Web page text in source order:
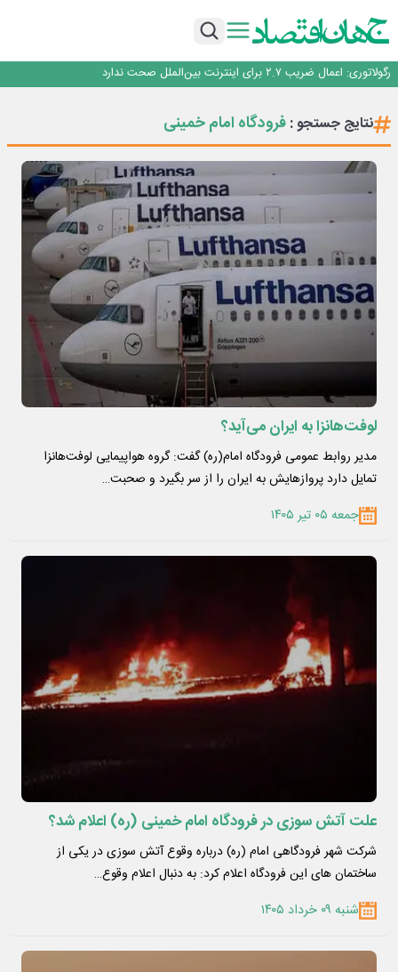
یک اشتباه کلاد، تمام اطلاعات کاربر را به باد داد
رگولاتوری: اعمال ضریب ۲.۷ برای اینترنت بین‌الملل صحت ندارد
با تقاضای برق ناپایدار هوش مصنوعی خودزنی می‌کند
یک اشتباه کلاد، تمام اطلاعات کاربر را به باد داد
نتایج جستجو :فرودگاه امام خمینی
لوفت‌هانزا به ایران می‌آید؟
مدیر روابط عمومی فرودگاه امام(ره) گفت: گروه هواپیمایی لوفت‌هانزا
تمایل دارد پروازهایش به ایران را از سر بگیرد و صحبت…
جمعه ۰۵ تیر ۱۴۰۵
علت آتش سوزی در فرودگاه امام خمینی (ره) اعلام شد؟
شرکت شهر فرودگاهی امام (ره) درباره وقوع آتش سوزی در یکی از
ساختمان های این فرودگاه اعلام کرد: به دنبال اعلام وقوع…
شنبه ۰۹ خرداد ۱۴۰۵